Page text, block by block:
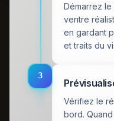
Démarrez
ventre
en gardant
et traits du
3
Vérifiez le
bord.